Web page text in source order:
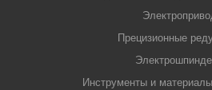
Прецизионные
Инструменты и